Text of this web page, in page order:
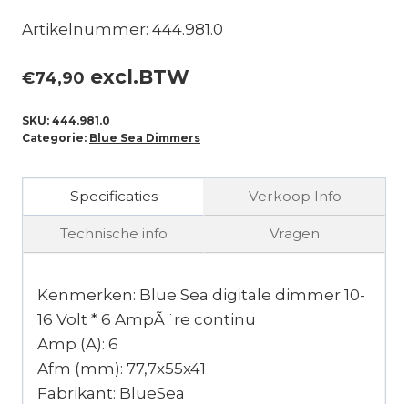
Artikelnummer: 444.981.0
€74,90 excl.BTW
SKU: 444.981.0
Categorie: Blue Sea Dimmers
Specificaties Verkoop Info
Technische info Vragen
Kenmerken: Blue Sea digitale dimmer 10-
16 Volt * 6 AmpÃ¨re continu
Amp (A): 6
Afm (mm): 77,7x55x41
Fabrikant: BlueSea